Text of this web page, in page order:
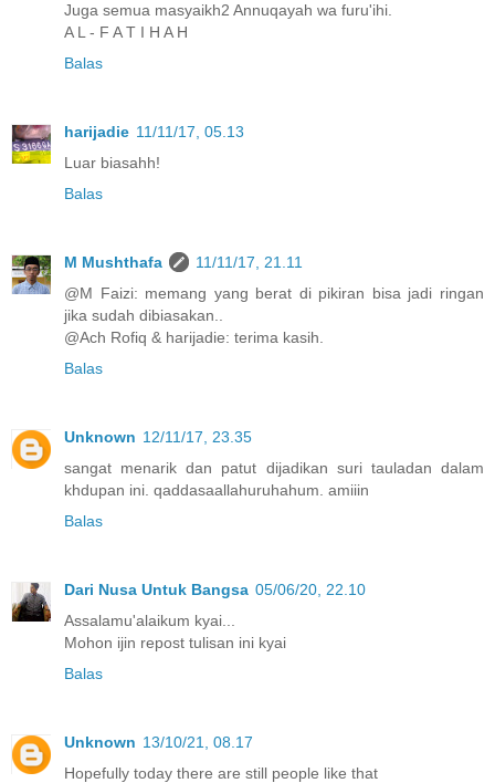
Juga semua masyaikh2 Annuqayah wa furu'ihi.
A L - F A T I H A H
Balas
harijadie 11/11/17, 05.13
Luar biasahh!
Balas
M Mushthafa
11/11/17, 21.11
@M Faizi: memang yang berat di pikiran bisa jadi ringan
jika sudah dibiasakan..
@Ach Rofiq & harijadie: terima kasih.
Balas
Unknown 12/11/17, 23.35
sangat menarik dan patut dijadikan suri tauladan dalam
khdupan ini. qaddasaallahuruhahum. amiiin
Balas
Dari Nusa Untuk Bangsa 05/06/20, 22.10
Assalamu'alaikum kyai...
Mohon ijin repost tulisan ini kyai
Balas
Unknown 13/10/21, 08.17
Hopefully today there are still people like that